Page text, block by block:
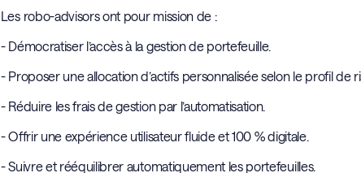
Les robo-advisors ont pour mission de :
- Démocratiser l’accès à la gestion de portefeuille.
- Proposer une allocation d’actifs personnalisée selon le profil de
- Réduire les frais de gestion par l’automatisation.
- Offrir une expérience utilisateur fluide et 100 % digitale.
- Suivre et rééquilibrer automatiquement les portefeuilles.